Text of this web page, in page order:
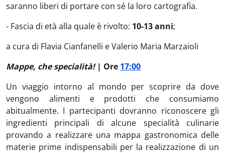
saranno liberi di portare con sé la loro cartografia.
- Fascia di età alla quale è rivolto: 10-13 anni;
a cura di Flavia Cianfanelli e Valerio Maria Marzaioli
Mappe, che specialità! | Ore 17:00
Un viaggio intorno al mondo per scoprire da dove
vengono alimenti e prodotti che consumiamo
abitualmente. I partecipanti dovranno riconoscere gli
ingredienti principali di alcune specialità culinarie
provando a realizzare una mappa gastronomica delle
materie prime indispensabili per la realizzazione di un